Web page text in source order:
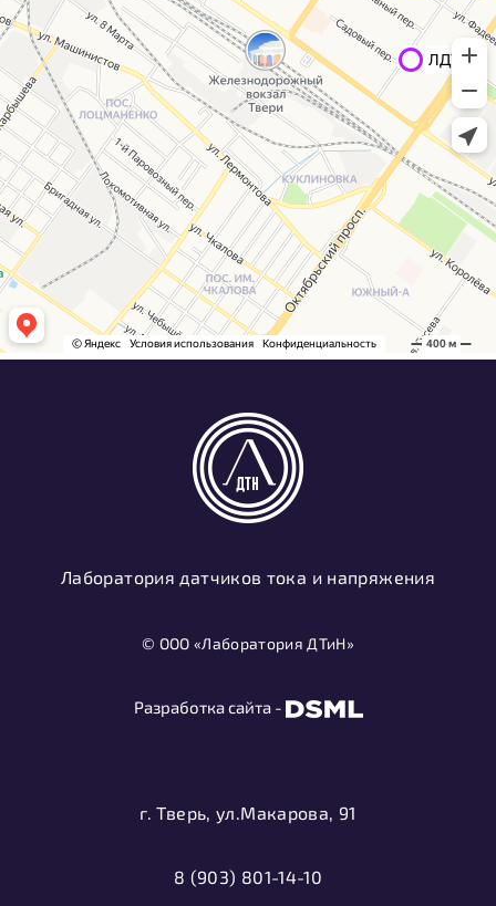
Лаборатория датчиков тока и напряжения
© ООО «Лаборатория ДТиН»
Разработка сайта -
г. Тверь, ул.Макарова, 91
8 (903) 801-14-10